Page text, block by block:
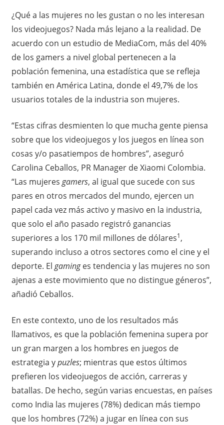
¿Qué a las mujeres no les gustan o no les interesan
los videojuegos? Nada más lejano a la realidad. De
acuerdo con un estudio de MediaCom, más del 40%
de los gamers a nivel global pertenecen a la
población femenina, una estadística que se refleja
también en América Latina, donde el 49,7% de los
usuarios totales de la industria son mujeres.
“Estas cifras desmienten lo que mucha gente piensa
sobre que los videojuegos y los juegos en línea son
cosas y/o pasatiempos de hombres”, aseguró
Carolina Ceballos, PR Manager de Xiaomi Colombia.
“Las mujeresgamers, al igual que sucede con sus
pares en otros mercados del mundo, ejercen un
papel cada vez más activo y masivo en la industria,
que solo el año pasado registró ganancias
superiores a los 170 mil millones de dólares1,
superando incluso a otros sectores como el cine y el
deporte. Elgaminges tendencia y las mujeres no son
ajenas a este movimiento que no distingue géneros”,
añadió Ceballos.
En este contexto, uno de los resultados más
llamativos, es que la población femenina supera por
un gran margen a los hombres en juegos de
estrategia ypuzles; mientras que estos últimos
prefieren los videojuegos de acción, carreras y
batallas. De hecho, según varias encuestas, en países
como India las mujeres (78%) dedican más tiempo
que los hombres (72%) a jugar en línea con sus